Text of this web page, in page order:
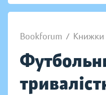
Bookforum / Книжки